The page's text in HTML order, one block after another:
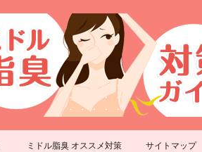
コンテンツへスキップ
ミドル脂臭 オススメ対策 サイトマップ